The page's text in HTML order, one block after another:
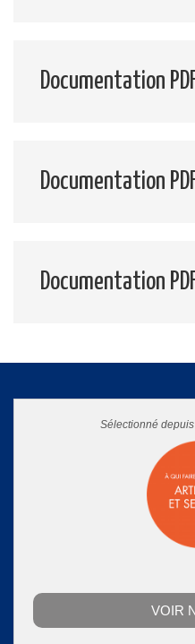
Documentation
Documentation
Documentation
Sélectionné
VOIR